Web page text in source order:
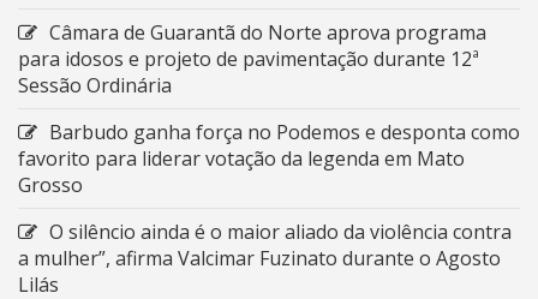
Câmara de Guarantã do Norte aprova programa
para idosos e projeto de pavimentação durante 12ª
Sessão Ordinária
Barbudo ganha força no Podemos e desponta como
favorito para liderar votação da legenda em Mato
Grosso
O silêncio ainda é o maior aliado da violência contra
a mulher”, afirma Valcimar Fuzinato durante o Agosto
Lilás